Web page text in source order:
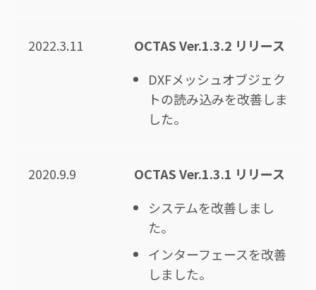
2022.3.11
OCTAS Ver.1.3.2 リリース
DXFメッシュオブジェク
トの読み込みを改善しま
した。
2020.9.9
OCTAS Ver.1.3.1 リリース
システムを改善しまし
た。
インターフェースを改善
しました。